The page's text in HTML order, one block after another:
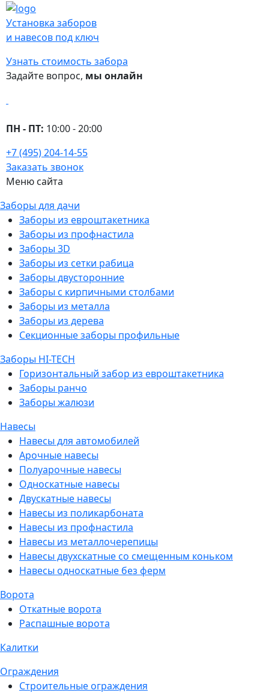
Установка заборов
и навесов под ключ
Узнать стоимость забора
Задайте вопрос, мы онлайн
ПН - ПТ: 10:00 - 20:00
+7 (495) 204-14-55
Заказать звонок
Меню сайта
Заборы для дачи
Заборы из евроштакетника
Заборы из профнастила
Заборы 3D
Заборы из сетки рабица
Заборы двусторонние
Заборы с кирпичными столбами
Заборы из металла
Заборы из дерева
Секционные заборы профильные
Заборы HI-TECH
Горизонтальный забор из евроштакетника
Заборы ранчо
Заборы жалюзи
Навесы
Навесы для автомобилей
Арочные навесы
Полуарочные навесы
Односкатные навесы
Двускатные навесы
Навесы из поликарбоната
Навесы из профнастила
Навесы из металлочерепицы
Навесы двухскатные со смещенным коньком
Навесы односкатные без ферм
Ворота
Откатные ворота
Распашные ворота
Калитки
Ограждения
Строительные ограждения